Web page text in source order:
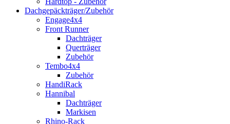
Dachgepäckträger/Zubehör
Engage4x4
Front Runner
Dachträger
Querträger
Zubehör
Tembo4x4
Zubehör
HandiRack
Hannibal
Dachträger
Markisen
Rhino-Rack